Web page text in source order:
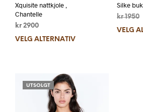
Xquisite nattkjole ,
Chantelle
kr 2900
VELG ALTERNATIV
Silke
kr1950
VELG
UTSOLGT